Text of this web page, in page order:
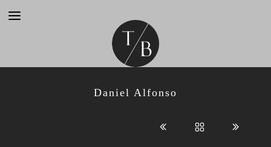
Daniel Alfonso